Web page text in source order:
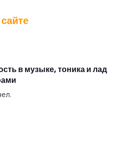
в музыке, тоника и лад